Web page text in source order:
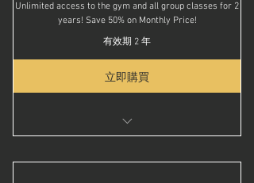
Unlimited access to the gym and all group classes for 2
years! Save 50% on Monthly Price!
有效期 2 年
立即購買
Get the best deal! Save 50% on Monthly
Price!